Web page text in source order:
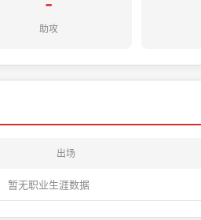
助攻
出场
暂无职业生涯数据